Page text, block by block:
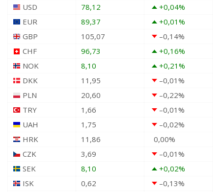
USD
78,12 +0,04%
EUR
89,37 +0,01%
GBP
105,07 –0,14%
CHF
96,73 +0,16%
NOK
8,10 +0,21%
DKK
11,95 –0,01%
PLN
20,60 –0,22%
TRY
1,66 –0,01%
UAH
1,75 –0,02%
HRK
11,86 0,00%
CZK
3,69 –0,01%
SEK
8,10 +0,02%
ISK
0,62 –0,13%